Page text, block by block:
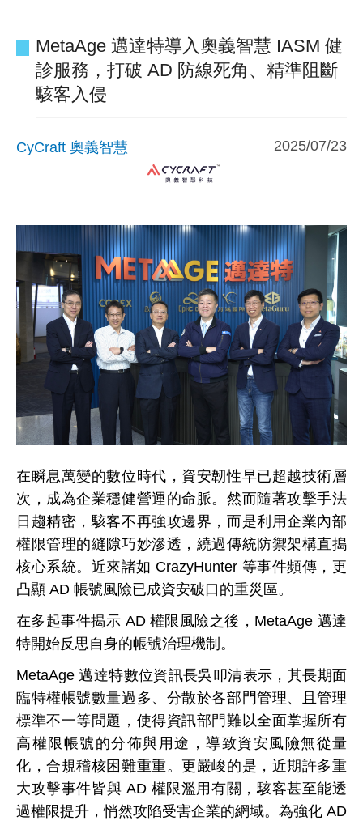
MetaAge 邁達特導入奧義智慧 IASM 健
診服務，打破 AD 防線死角、精準阻斷
駭客入侵
CyCraft 奧義智慧 2025/07/23
在瞬息萬變的數位時代，資安韌性早已超越技術層
次，成為企業穩健營運的命脈。然而隨著攻擊手法
日趨精密，駭客不再強攻邊界，而是利用企業內部
權限管理的縫隙巧妙滲透，繞過傳統防禦架構直搗
核心系統。近來諸如 CrazyHunter 等事件頻傳，更
凸顯 AD 帳號風險已成資安破口的重災區。
在多起事件揭示 AD 權限風險之後，MetaAge 邁達
特開始反思自身的帳號治理機制。
MetaAge 邁達特數位資訊長吳叩清表示，其長期面
臨特權帳號數量過多、分散於各部門管理、且管理
標準不一等問題，使得資訊部門難以全面掌握所有
高權限帳號的分佈與用途，導致資安風險無從量
化，合規稽核困難重重。更嚴峻的是，近期許多重
大攻擊事件皆與 AD 權限濫用有關，駭客甚至能透
過權限提升，悄然攻陷受害企業的網域。為強化 AD